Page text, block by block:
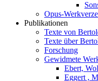
Opus-
Publikationen
Texte von
Texte über
Forschung
Gewidmete
Ebert,
Eggert ,